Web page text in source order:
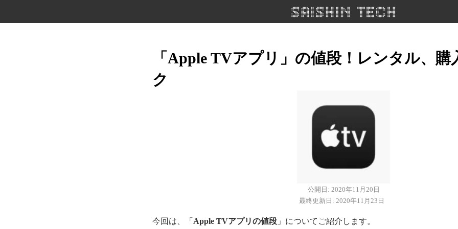
「Apple TVアプリ」の値段！レンタル、購
ク
公開日: 2020年11月20日
最終更新日: 2020年11月23日
今回は、「 Apple TVアプリの値段 」についてご紹介します。